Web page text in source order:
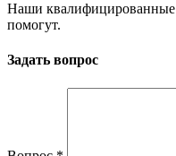
Наши квалифицированные
помогут.
Задать вопрос